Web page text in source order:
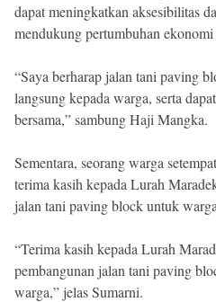
dapat meningkatkan aksesibilitas
mendukung pertumbuhan
“Saya berharap jalan tani paving
langsung kepada warga, serta
bersama,” sambung Haji Mangka.
Sementara, seorang warga
terima kasih kepada Lurah
jalan tani paving block untuk
“Terima kasih kepada Lurah
pembangunan jalan tani paving
warga,” jelas Sumarni.